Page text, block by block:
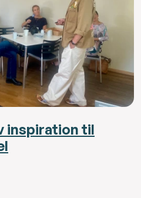
inspiration til